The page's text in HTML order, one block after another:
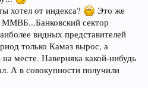
хотел от индекса?
Это же
ММВБ...Банковский сектор
видных представителей
только Камаз вырос, а
месте. Наверняка какой-нибудь
А в совокупности получили